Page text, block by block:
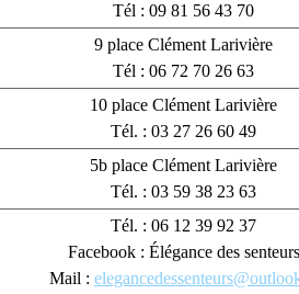
Tél : 09 81 56 43 70
9 place Clément Larivière
Tél : 06 72 70 26 63
10 place Clément Larivière
Tél. : 03 27 26 60 49
5b place Clément Larivière
Tél. : 03 59 38 23 63
Tél. : 06 12 39 92 37
Facebook : Élégance des senteurs
Mail :